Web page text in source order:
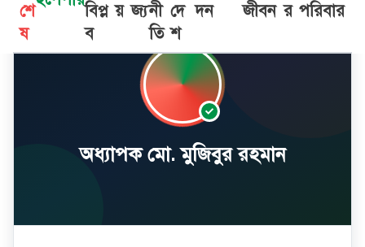
শে
ষ
বিপ্ল
ব
য় জ্যনী
তি
দে
শ
দন
জীবন র পরিবার
অধ্যাপক মো. মুজিবুর রহমান